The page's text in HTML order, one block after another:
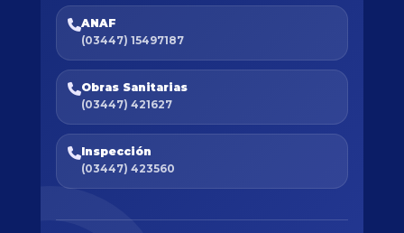
ANAF
(03447) 15497187
Obras Sanitarias
(03447) 421627
Inspección
(03447) 423560